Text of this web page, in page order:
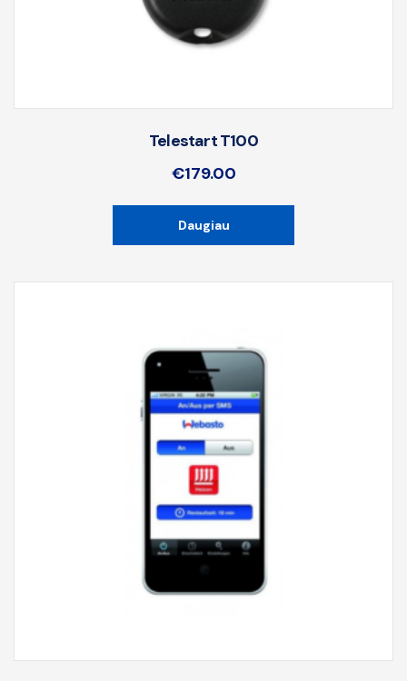
Telestart T100
€179.00
Daugiau